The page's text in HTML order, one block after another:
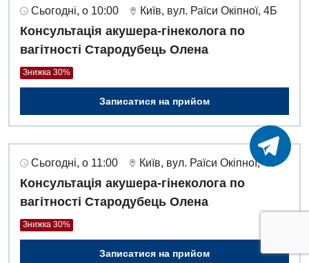
Сьогодні, о 10:00 Київ, вул. Раїси Окіпної, 4Б
Консультація акушера-гінеколога по
вагітності Стародубець Олена
Знижка 30%
Записатися на прийом
Сьогодні, о 11:00 Київ, вул. Раїси Окіпної, 4Б
Консультація акушера-гінеколога по
вагітності Стародубець Олена
Знижка 30%
Записатися на прийом